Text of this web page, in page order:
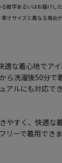
数字あるいはお届けし
寸サイズと異なる場合が
な着心地でア
ら洗濯後50分で
アルにも対応でき
やすく、快適な
リーで着用できま